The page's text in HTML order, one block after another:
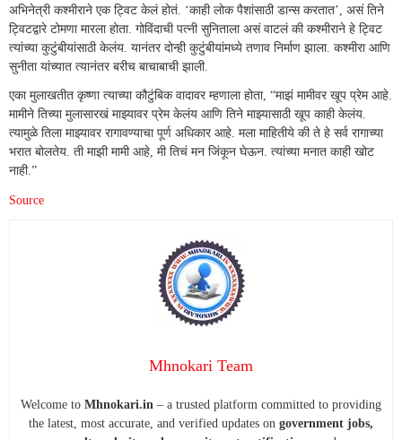
अभिनेत्री कश्मीराने एक ट्विट केलं होतं. ‘काही लोक पैशांसाठी डान्स करतात’, असं तिने
ट्विटद्वारे टोमणा मारला होता. गोविंदाची पत्नी सुनिताला असं वाटलं की कश्मीराने हे ट्विट
त्यांच्या कुटुंबीयांसाठी केलंय. यानंतर दोन्ही कुटुंबीयांमध्ये तणाव निर्माण झाला. कश्मीरा आणि
सुनीता यांच्यात त्यानंतर बरीच बाचाबाची झाली.
एका मुलाखतीत कृष्णा त्याच्या कौटुंबिक वादावर म्हणाला होता, “माझं मामीवर खूप प्रेम आहे.
मामीने तिच्या मुलासारखं माझ्यावर प्रेम केलंय आणि तिने माझ्यासाठी खूप काही केलंय.
त्यामुळे तिला माझ्यावर रागावण्याचा पूर्ण अधिकार आहे. मला माहितीये की ते हे सर्व रागाच्या
भरात बोलतेय. ती माझी मामी आहे, मी तिचं मन जिंकून घेऊन. त्यांच्या मनात काही खोट
नाही.”
Source
Mhnokari Team
Welcome to Mhnokari.in – a trusted platform committed to providing
the latest, most accurate, and verified updates on government jobs,